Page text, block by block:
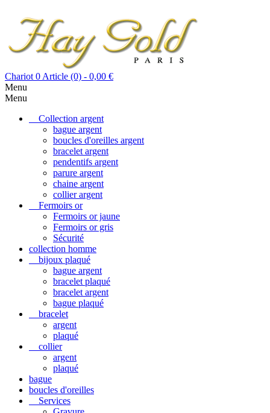
Chariot 0 Article (0) - 0,00 €
Menu
Menu
Collection argent
bague argent
boucles d'oreilles argent
bracelet argent
pendentifs argent
parure argent
chaine argent
collier argent
Fermoirs or
Fermoirs or jaune
Fermoirs or gris
Sécurité
collection homme
bijoux plaqué
bague argent
bracelet plaqué
bracelet argent
bague plaqué
bracelet
argent
plaqué
collier
argent
plaqué
bague
boucles d'oreilles
Services